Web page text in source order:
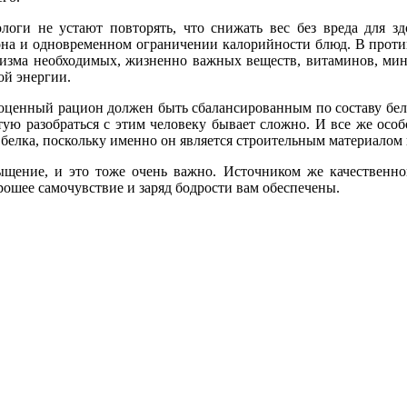
не устают повторять, что снижать вес без вреда для
и одновременном ограничении калорийности блюд. В
необходимых, жизненно важных веществ, витаминов,
энергии.
рацион должен быть сбалансированным по составу
разобраться с этим человеку бывает сложно. И все же
поскольку именно он является строительным
и это тоже очень важно. Источником же
самочувствие и заряд бодрости вам обеспечены.